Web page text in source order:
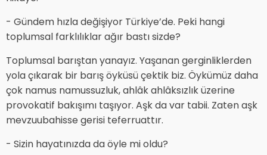
- Gündem hızla değişiyor Türkiye’de. Peki hangi
toplumsal farklılıklar ağır bastı sizde?
Toplumsal barıştan yanayız. Yaşanan gerginliklerden
yola çıkarak bir barış öyküsü çektik biz. Öykümüz daha
çok namus namussuzluk, ahlâk ahlâksızlık üzerine
provokatif bakışımı taşıyor. Aşk da var tabii. Zaten aşk
mevzuubahisse gerisi teferruattır.
- Sizin hayatınızda da öyle mi oldu?